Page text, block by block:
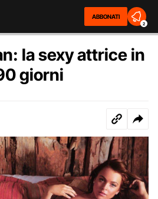
ABBONATI
2
la sexy attrice in
giorni